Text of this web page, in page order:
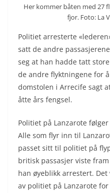
Her kommer båten med 27
fjor. Foto: La
Politiet arresterte
satt de andre
seg at han hadde tatt
de andre flyktningene for
domstolen i Arrecife sagt
åtte års fengsel.
Politiet på Lanzarote
Alle som flyr inn til
passet sitt til politiet på
britisk passasjer viste
han øyeblikk arrestert.
av politiet på Lanzarote